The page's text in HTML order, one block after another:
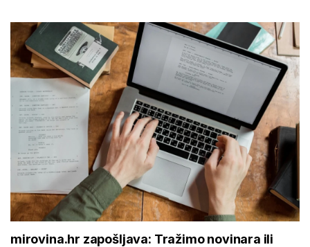
mirovina.hr zapošljava: Tražimo novinara ili